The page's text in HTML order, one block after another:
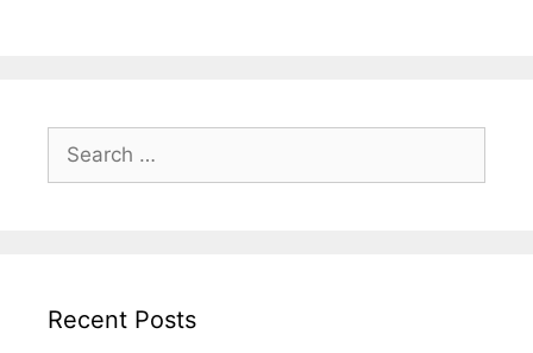
for:
Recent Posts